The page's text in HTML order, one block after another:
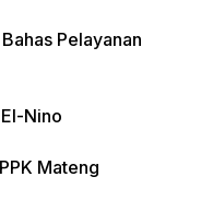
Pelayanan
Nino
Mateng